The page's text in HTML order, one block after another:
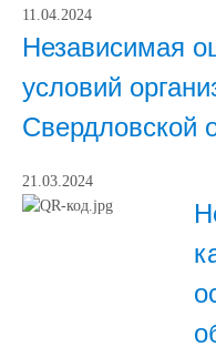
11.04.2024
Независимая
условий
Свердловской
21.03.2024